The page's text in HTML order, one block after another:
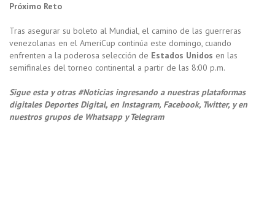
Próximo Reto
Tras asegurar su boleto al Mundial, el camino de las guerreras
venezolanas en el AmeriCup continúa este domingo, cuando
enfrenten a la poderosa selección de Estados Unidos en las
semifinales del torneo continental a partir de las 8:00 p.m.
Sigue esta y otras #Noticias ingresando a nuestras plataformas
digitales Deportes Digital, en Instagram, Facebook, Twitter, y en
nuestros grupos de Whatsapp y Telegram